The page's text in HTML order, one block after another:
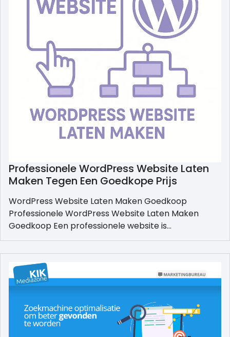
Professionele WordPress Website Laten
Maken Tegen Een Goedkope Prijs
WordPress Website Laten Maken Goedkoop
Professionele WordPress Website Laten Maken
Goedkoop Een professionele website is…